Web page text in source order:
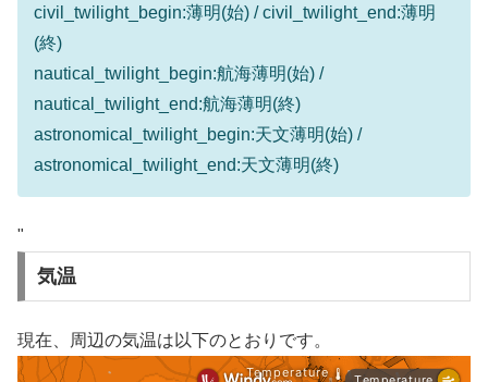
civil_twilight_begin:薄明(始) / civil_twilight_end:薄明
(終)
nautical_twilight_begin:航海薄明(始) /
nautical_twilight_end:航海薄明(終)
astronomical_twilight_begin:天文薄明(始) /
astronomical_twilight_end:天文薄明(終)
"
気温
現在、周辺の気温は以下のとおりです。